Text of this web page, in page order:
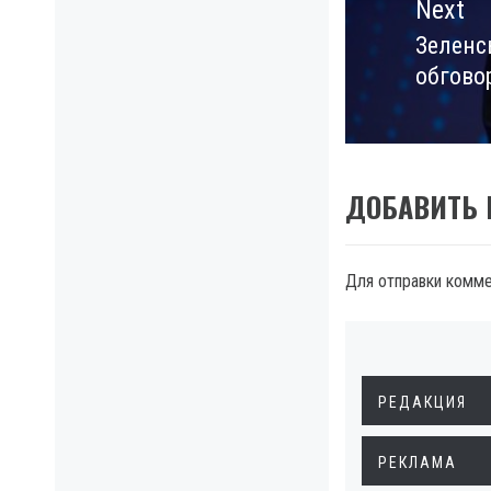
Next
Next
post:
ДОБАВИТЬ
Для отправки
РЕДАКЦИЯ
РЕКЛАМА